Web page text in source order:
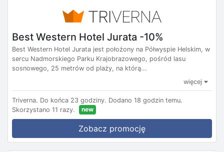
Best Western Hotel Jurata -10%
Best Western Hotel Jurata jest położony na Półwyspie Helskim, w
sercu Nadmorskiego Parku Krajobrazowego, pośród lasu
sosnowego, 25 metrów od plaży, na którą...
więcej
Triverna. Do końca 23 godziny. Dodano 18 godzin temu.
Skorzystano 11 razy.
new
Zobacz promocję